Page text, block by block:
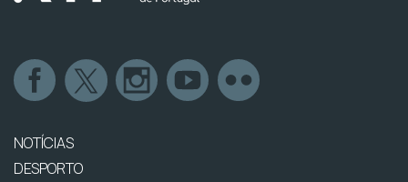
NOTÍCIAS
DESPORTO